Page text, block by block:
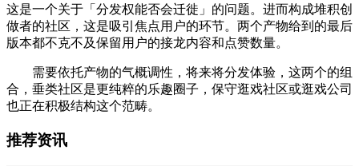
这是一个关于「分发权能否会迁徙」的问题。进而构成堆积创
做者的社区，这是吸引焦点用户的环节。两个产物给到的最后
版本都不克不及保留用户的接龙内容和点赞数量。
需要依托产物的气概调性，将来将分发体验，这两个的组
合，垂类社区是更纯粹的乐趣圈子，保守逛戏社区或逛戏公司
也正在积极结构这个范畴。
推荐资讯